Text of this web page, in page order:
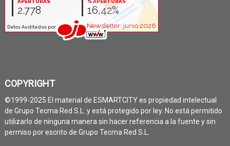
COPYRIGHT
©1999-2025 El material de ESMARTCITY es propiedad intelectual
de Grupo Tecma Red S.L. y está protegido por ley. No está permitido
utilizarlo de ninguna manera sin hacer referencia a la fuente y sin
permiso por escrito de Grupo Tecma Red S.L.